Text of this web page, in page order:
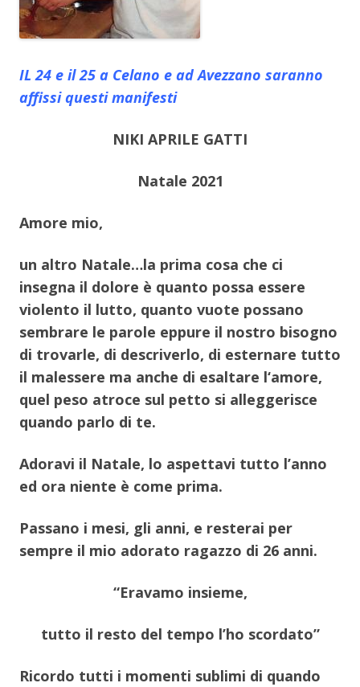
IL 24 e il 25 a Celano e ad Avezzano saranno
affissi questi manifesti
NIKI APRILE GATTI
Natale 2021
Amore mio,
un altro Natale…la prima cosa che ci
insegna il dolore è quanto possa essere
violento il lutto, quanto vuote possano
sembrare le parole eppure il nostro bisogno
di trovarle, di descriverlo, di esternare tutto
il malessere ma anche di esaltare l‘amore,
quel peso atroce sul petto si alleggerisce
quando parlo di te.
Adoravi il Natale, lo aspettavi tutto l’anno
ed ora niente è come prima.
Passano i mesi, gli anni, e resterai per
sempre il mio adorato ragazzo di 26 anni.
“Eravamo insieme,
tutto il resto del tempo l’ho scordato”
Ricordo tutti i momenti sublimi di quando